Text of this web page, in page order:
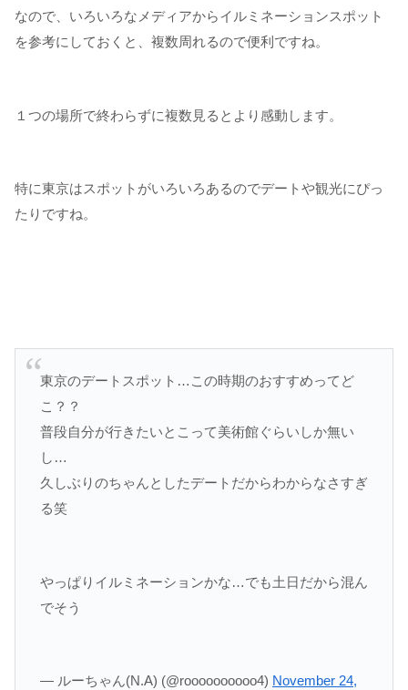
なので、いろいろなメディアからイルミネーションスポット
を参考にしておくと、複数周れるので便利ですね。
１つの場所で終わらずに複数見るとより感動します。
特に東京はスポットがいろいろあるのでデートや観光にぴっ
たりですね。
東京のデートスポット…この時期のおすすめってど
こ？？
普段自分が行きたいとこって美術館ぐらいしか無い
し…
久しぶりのちゃんとしたデートだからわからなさすぎ
る笑
やっぱりイルミネーションかな…でも土日だから混ん
でそう
— ルーちゃん(N.A) (@roooooooooo4) November 24,